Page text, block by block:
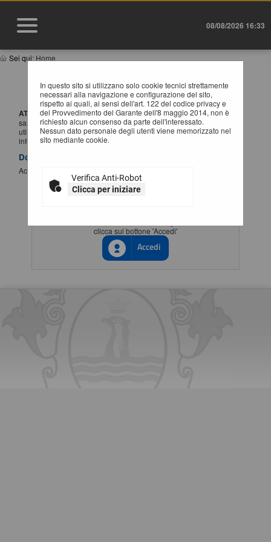
08/08/2026 16:33
Sei qui: Home
In questo sito si utilizzano solo cookie tecnici strettamente
necessari alla navigazione e configurazione del sito,
rispetto ai quali, ai sensi dell'art. 122 del codice privacy e
del Provvedimento del Garante dell'8 maggio 2014, non è
richiesto alcun consenso da parte dell'interessato.
Nessun dato personale degli utenti viene memorizzato nel
sito mediante cookie.
Verifica Anti-Robot
Clicca per iniziare
IMPORTANTE: VARIAZIONE MODALITÀ DI
ACCESSO
ATTENZIONE:a partire dal1 Luglio 2026l'accesso alla piattaforma
sarà possibile esclusivamente tramite SSO (Single-Sign ON),
utilizzando un'identità digitale SPID / CIE / EIDAS. Per maggiori
informazioni si rimanda al manuale qui disponibile.
Documenti
Accesso al portale Single Sign-ON
clicca sul bottone 'Accedi'
Accedi